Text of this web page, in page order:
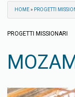
HOME» PROGETTI
PROGETTI MISSIONARI